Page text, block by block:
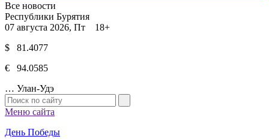
Все новости
Республики Бурятия
07 августа 2026, Пт 18+
$ 81.4077
€ 94.0585
… Улан-Удэ
Меню сайта
День Победы